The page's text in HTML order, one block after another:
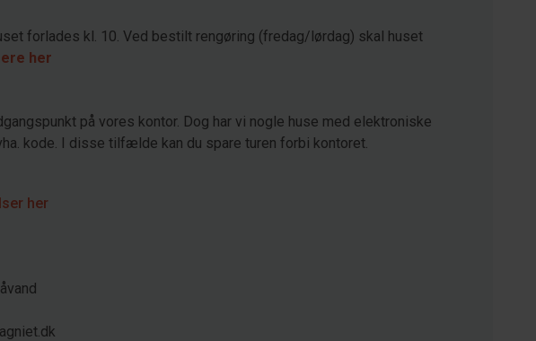
forlades kl. 10. Ved bestilt rengøring (fredag/lørdag) skal huset
her
på vores kontor. Dog har vi nogle huse med elektroniske
kode. I disse tilfælde kan du spare turen forbi kontoret.
her